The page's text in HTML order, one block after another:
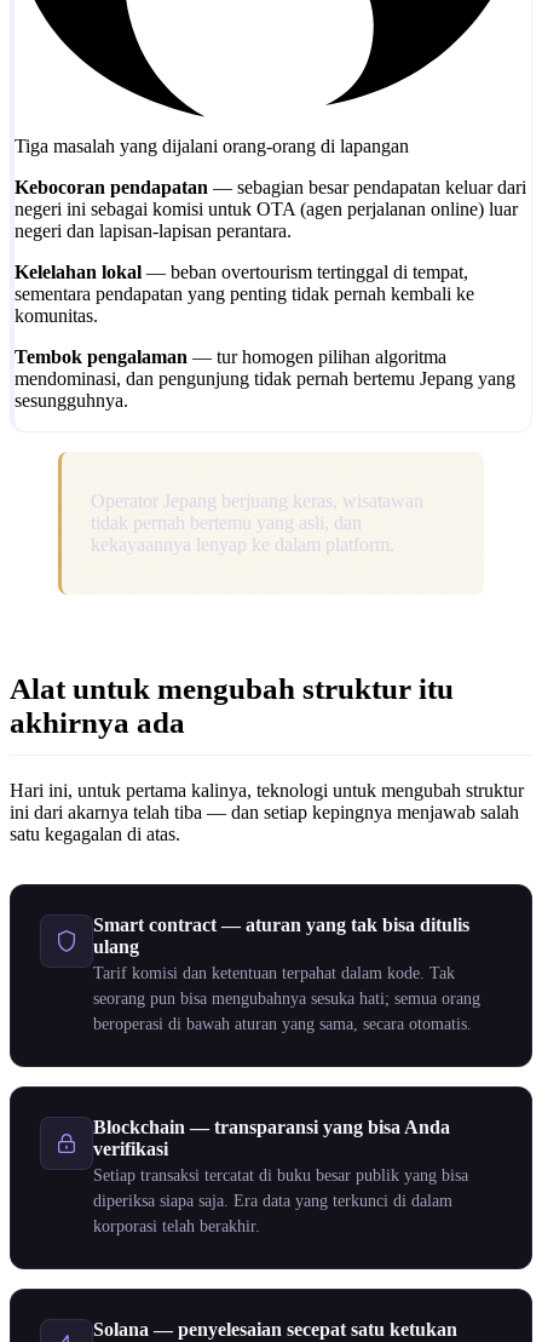
Tiga masalah yang dijalani orang-orang di lapangan
Kebocoran pendapatan — sebagian besar pendapatan keluar dari
negeri ini sebagai komisi untuk OTA (agen perjalanan online) luar
negeri dan lapisan-lapisan perantara.
Kelelahan lokal — beban overtourism tertinggal di tempat,
sementara pendapatan yang penting tidak pernah kembali ke
komunitas.
Tembok pengalaman — tur homogen pilihan algoritma
mendominasi, dan pengunjung tidak pernah bertemu Jepang yang
sesungguhnya.
Operator Jepang berjuang keras, wisatawan
tidak pernah bertemu yang asli, dan
kekayaannya lenyap ke dalam platform.
Alat untuk mengubah struktur itu
akhirnya ada
Hari ini, untuk pertama kalinya, teknologi untuk mengubah struktur
ini dari akarnya telah tiba — dan setiap kepingnya menjawab salah
satu kegagalan di atas.
Smart contract — aturan yang tak bisa ditulis
ulang
Tarif komisi dan ketentuan terpahat dalam kode. Tak
seorang pun bisa mengubahnya sesuka hati; semua orang
beroperasi di bawah aturan yang sama, secara otomatis.
Blockchain — transparansi yang bisa Anda
verifikasi
Setiap transaksi tercatat di buku besar publik yang bisa
diperiksa siapa saja. Era data yang terkunci di dalam
korporasi telah berakhir.
Solana — penyelesaian secepat satu ketukan